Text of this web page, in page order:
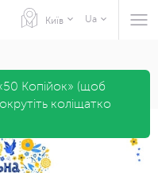
Київ Ua
Копійок» (щоб
коліщатко